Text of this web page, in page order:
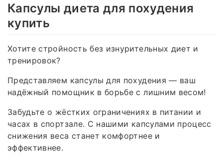
Капсулы диета для похудения
купить
Хотите стройность без изнурительных диет и
тренировок?
Представляем капсулы для похудения — ваш
надёжный помощник в борьбе с лишним весом!
Забудьте о жёстких ограничениях в питании и
часах в спортзале. С нашими капсулами процесс
снижения веса станет комфортнее и
эффективнее.